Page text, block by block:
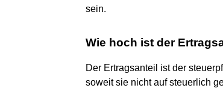
sein.
Wie hoch ist der
Der Ertragsanteil ist der
soweit sie nicht auf steuerlich